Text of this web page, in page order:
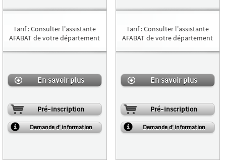
Tarif:Consulter l'assistante
AFABAT de votre département
En savoir plus
Pré-inscription
Demande d'information
Tarif:Consulter l'assistante
AFABAT de votre département
En savoir plus
Pré-inscription
Demande d'information